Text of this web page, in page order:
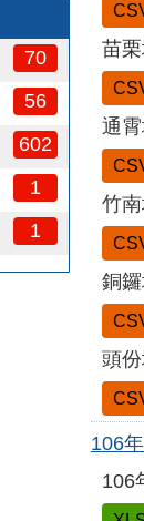
70
56
602
1
1
苗
通
竹
銅
頭
106
106